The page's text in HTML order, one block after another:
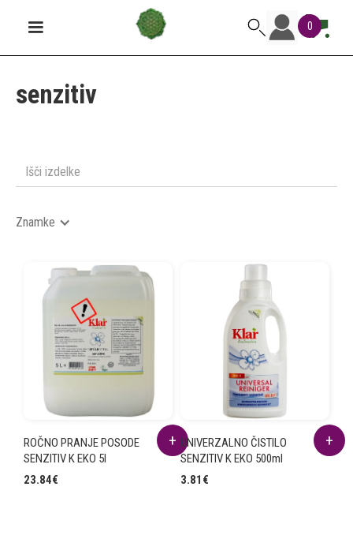
0
senzitiv
Znamke
ROČNO PRANJE POSODE
SENZITIV K EKO 5l
23.84€
UNIVERZALNO ČISTILO
SENZITIV K EKO 500ml
3.81 €